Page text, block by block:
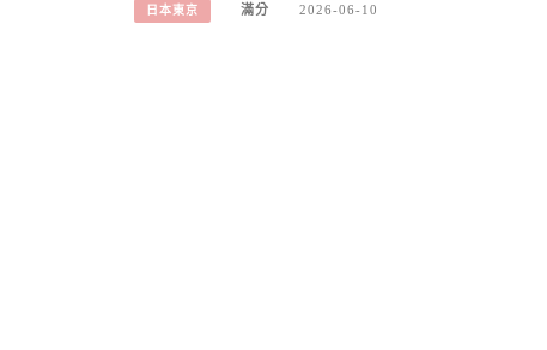
日本東京 滿分 2026-06-10